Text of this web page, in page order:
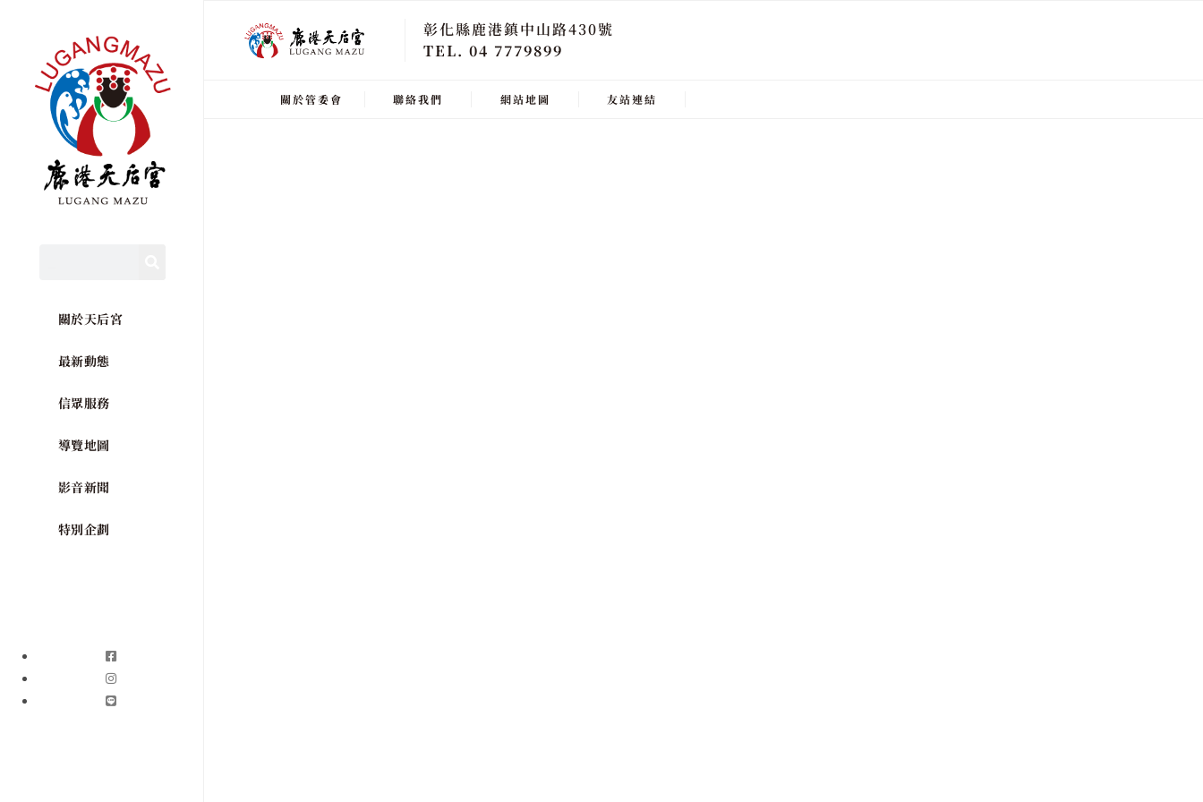
關於天后宮
最新動態
信眾服務
導覽地圖
影音新聞
特別企劃
彰化縣鹿港鎮中山路430號
TEL. 04 7779899
關於管委會 聯絡我們 網站地圖 友站連結